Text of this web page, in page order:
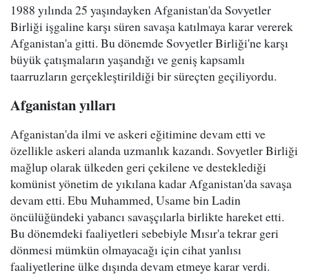
1988 yılında 25 yaşındayken Afganistan'da Sovyetler
Birliği işgaline karşı süren savaşa katılmaya karar vererek
Afganistan'a gitti. Bu dönemde Sovyetler Birliği'ne karşı
büyük çatışmaların yaşandığı ve geniş kapsamlı
taarruzların gerçekleştirildiği bir süreçten geçiliyordu.
Afganistan yılları
Afganistan'da ilmi ve askeri eğitimine devam etti ve
özellikle askeri alanda uzmanlık kazandı. Sovyetler Birliği
mağlup olarak ülkeden geri çekilene ve desteklediği
komünist yönetim de yıkılana kadar Afganistan'da savaşa
devam etti. Ebu Muhammed, Usame bin Ladin
öncülüğündeki yabancı savaşçılarla birlikte hareket etti.
Bu dönemdeki faaliyetleri sebebiyle Mısır'a tekrar geri
dönmesi mümkün olmayacağı için cihat yanlısı
faaliyetlerine ülke dışında devam etmeye karar verdi.